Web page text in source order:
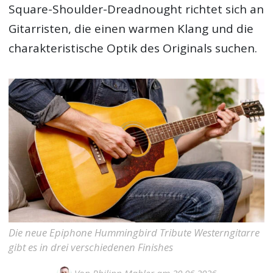
Square-Shoulder-Dreadnought richtet sich an
Gitarristen, die einen warmen Klang und die
charakteristische Optik des Originals suchen.
Die neue Epiphone Hummingbird Tribute Westerngitarre
gibt es in drei verschiedenen Finishes